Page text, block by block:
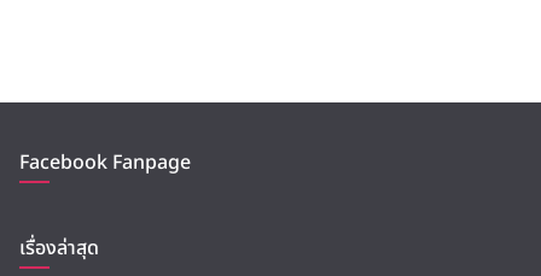
Facebook Fanpage
เรื่องล่าสุด